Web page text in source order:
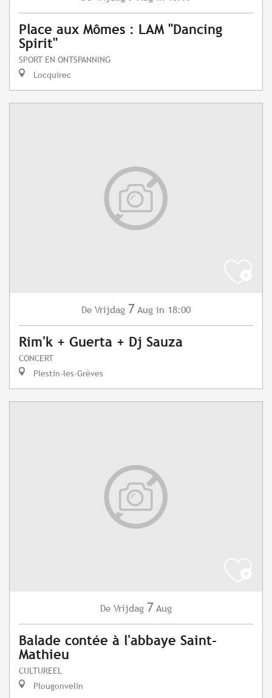
Place aux Mômes : LAM "Dancing
Spirit"
SPORT EN ONTSPANNING
Locquirec
De Vrijdag 7 Aug in 18:00
Rim'k + Guerta + Dj Sauza
CONCERT
Plestin-les-Grèves
De Vrijdag 7 Aug
Balade contée à l'abbaye Saint-
Mathieu
CULTUREEL
Plougonvelin